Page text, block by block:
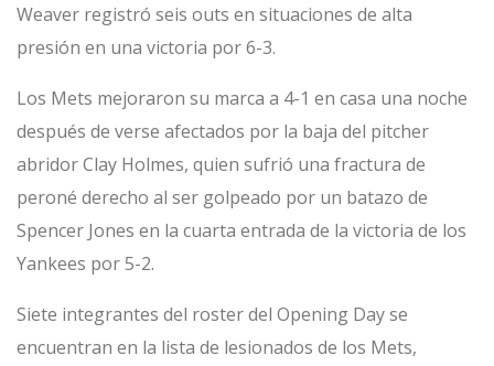
Weaver registró seis outs en situaciones de alta
presión en una victoria por 6-3.
Los Mets mejoraron su marca a 4-1 en casa una noche
después de verse afectados por la baja del pitcher
abridor Clay Holmes, quien sufrió una fractura de
peroné derecho al ser golpeado por un batazo de
Spencer Jones en la cuarta entrada de la victoria de los
Yankees por 5-2.
Siete integrantes del roster del Opening Day se
encuentran en la lista de lesionados de los Mets,